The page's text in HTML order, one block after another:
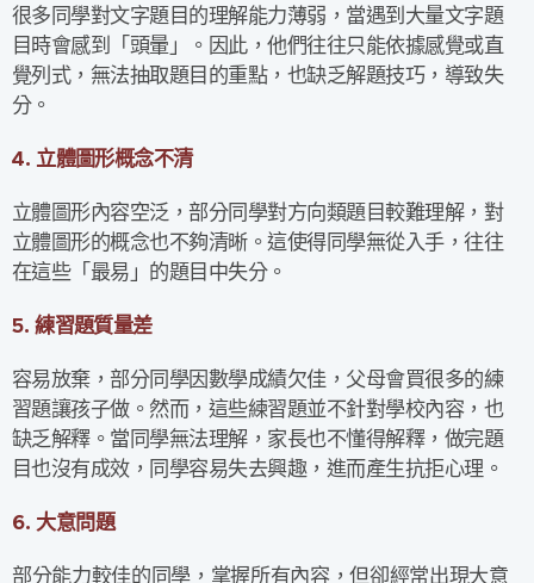
很多同學對文字題目的理解能力薄弱，當遇到大量文字題
目時會感到「頭暈」。因此，他們往往只能依據感覺或直
覺列式，無法抽取題目的重點，也缺乏解題技巧，導致失
分。
4. 立體圖形概念不清
立體圖形內容空泛，部分同學對方向類題目較難理解，對
立體圖形的概念也不夠清晰。這使得同學無從入手，往往
在這些「最易」的題目中失分。
5.練習題質量差
容易放棄，部分同學因數學成績欠佳，父母會買很多的練
習題讓孩子做。然而，這些練習題並不針對學校內容，也
缺乏解釋。當同學無法理解，家長也不懂得解釋，做完題
目也沒有成效，同學容易失去興趣，進而產生抗拒心理。
6. 大意問題
部分能力較佳的同學，掌握所有內容，但卻經常出現大意